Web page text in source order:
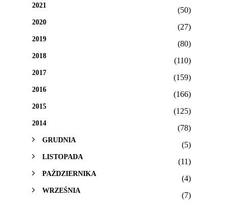
2021
(50)
2020
(27)
2019
(80)
2018
(110)
2017
(159)
2016
(166)
2015
(125)
2014
(78)
GRUDNIA
(5)
LISTOPADA
(11)
PAŹDZIERNIKA
(4)
WRZEŚNIA
(7)